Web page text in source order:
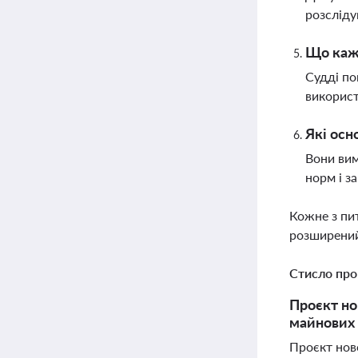
Що
Судді
Які
Вони
норм і
Кожне з
Стисло
Проєкт
майнових
Проєкт